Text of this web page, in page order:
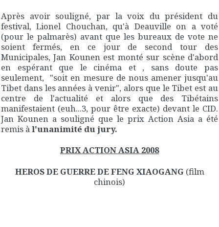
Après avoir souligné, par la voix du président du
festival, Lionel Chouchan, qu'à Deauville on a voté
(pour le palmarès) avant que les bureaux de vote ne
soient fermés, en ce jour de second tour des
Municipales, Jan Kounen est monté sur scène d'abord
en espérant que le cinéma et , sans doute pas
seulement, "soit en mesure de nous amener jusqu'au
Tibet dans les années à venir", alors que le Tibet est au
centre de l'actualité et alors que des Tibétains
manifestaient (euh...3, pour être exacte) devant le CID.
Jan Kounen a souligné que le prix Action Asia a été
remis àl'unanimité du jury.
PRIX ACTION ASIA 2008
HEROS DE GUERRE DE FENG XIAOGANG (film
chinois)